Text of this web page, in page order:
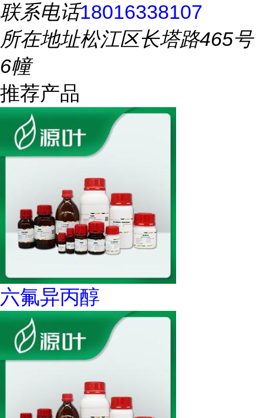
联系电话18016338107
所在地址松江区长塔路465号
6幢
推荐产品
六氟异丙醇